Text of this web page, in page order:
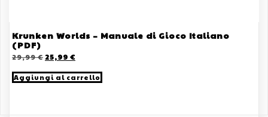
Krunken Worlds – Manuale di Gioco Italiano
(PDF)
29,99€ Il
originale
era:
25,99 €Il
attuale
è:
Aggiungi al carrello